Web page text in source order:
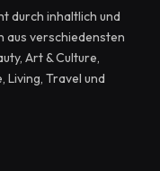
durch inhaltlich und
aus verschiedensten
Art & Culture,
Living, Travel und